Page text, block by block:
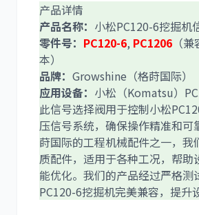
约翰迪尔
利勃海尔
产品详情
产品名称： 小松PC120-6挖掘机
零件号： PC120-6, PC1206 （
本）
品牌： Growshine（格莳国际）
应用设备： 小松（Komatsu）
此信号选择阀用于控制小松
压信号系统，确保操作精准和可
莳国际的工程机械配件之一，我
质配件，适用于各种工况，帮助
能优化。我们的产品经过严格测
PC120-6挖掘机完美兼容，提升